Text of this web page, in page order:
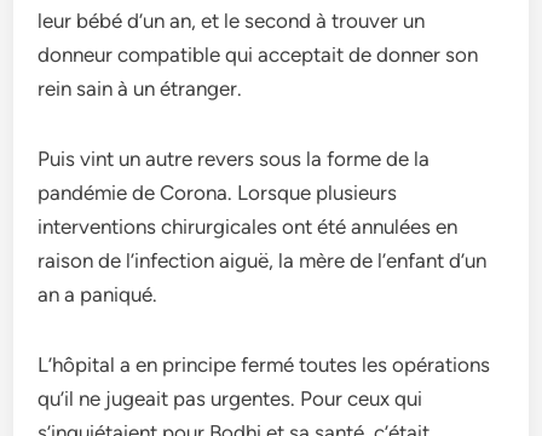
leur bébé d’un an, et le second à trouver un
donneur compatible qui acceptait de donner son
rein sain à un étranger.
Puis vint un autre revers sous la forme de la
pandémie de Corona. Lorsque plusieurs
interventions chirurgicales ont été annulées en
raison de l’infection aiguë, la mère de l’enfant d’un
an a paniqué.
L’hôpital a en principe fermé toutes les opérations
qu’il ne jugeait pas urgentes. Pour ceux qui